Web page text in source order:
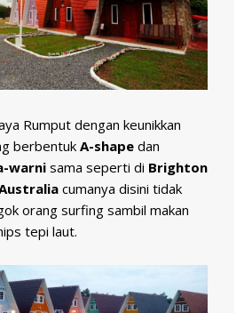
Rumput dengan keunikkan
berbentukA-shape dan
warni sama seperti di Brighton
cumanya disini tidak
orang surfing sambil makan
tepi laut.